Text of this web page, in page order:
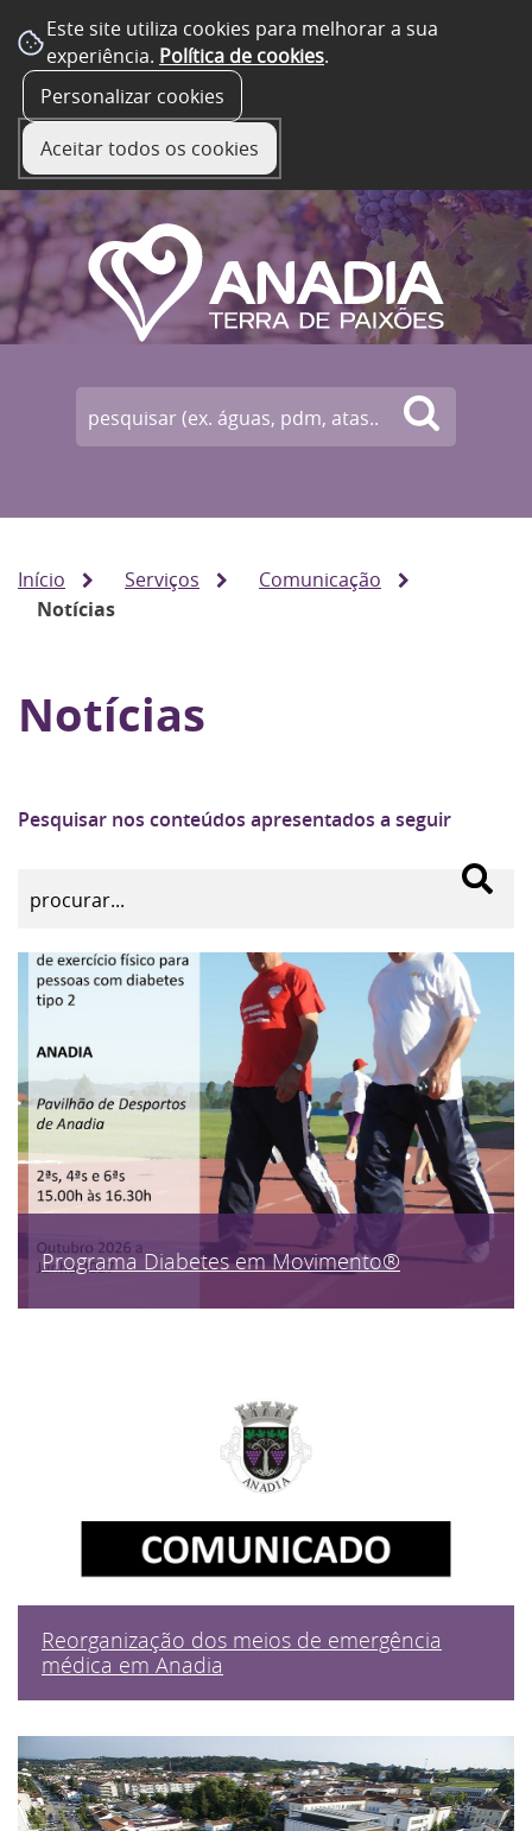
Este site utiliza cookies para melhorar a sua
experiência. Política de cookies.
Personalizar cookies
Aceitar todos os cookies
Início Serviços
Comunicação
Notícias
Notícias
Pesquisar nos conteúdos apresentados a seguir
Programa Diabetes em Movimento®
Reorganização dos meios de emergência
médica em Anadia